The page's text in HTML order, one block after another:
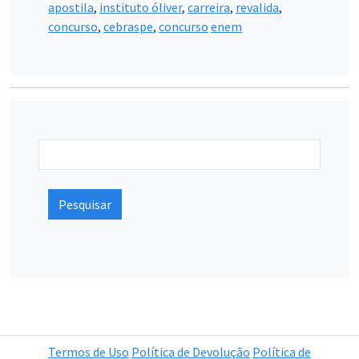
apostila, instituto óliver, carreira, revalida,
concurso, cebraspe, concurso enem
Pesquisar
Termos de Uso Política de Devolução Política de